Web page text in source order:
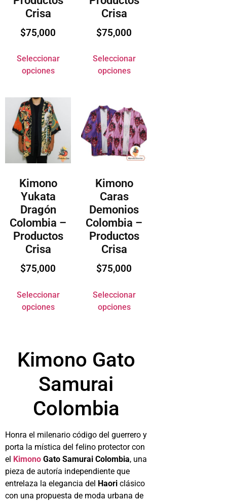
Crisa
$75,000
Seleccionar
opciones
Crisa
$75,000
Seleccionar
opciones
Kimono
Yukata
Dragón
Colombia –
Productos
Crisa
$75,000
Seleccionar
opciones
Kimono
Caras
Demonios
Colombia –
Productos
Crisa
$75,000
Seleccionar
opciones
Kimono Gato
Samurai
Colombia
Honra el milenario código del guerrero y
porta la mística del felino protector con
el Kimono Gato Samurai Colombia, una
pieza de autoría independiente que
entrelaza la elegancia del Haori clásico
con una propuesta de moda urbana de